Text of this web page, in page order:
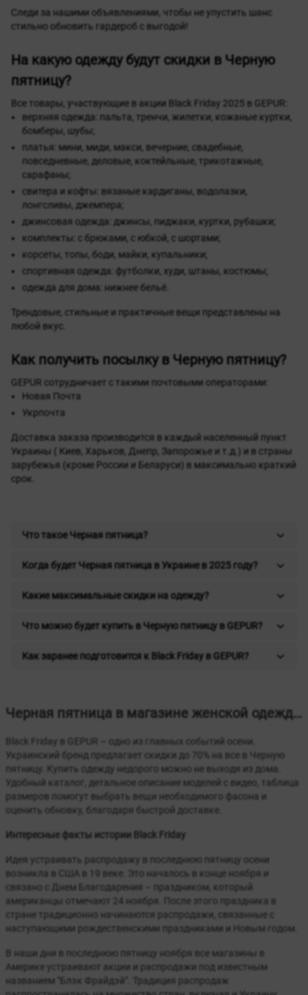
Следи за нашими объявлениями, чтобы не упустить шанс
стильно обновить гардероб с выгодой!
На какую одежду будут скидки в Черную
пятницу?
Все товары, участвующие в акции Black Friday 2025 в GEPUR:
верхняя одежда: пальта, тренчи, жилетки, кожаные куртки,
бомберы, шубы;
платья: мини, миди, макси, вечерние, свадебные,
повседневные, деловые, коктейльные, трикотажные,
сарафаны;
свитера и кофты: вязаные кардиганы, водолазки,
лонгсливы, джемпера;
джинсовая одежда: джинсы, пиджаки, куртки, рубашки;
комплекты: с брюками, с юбкой, с шортами;
корсеты, топы, боди, майки, купальники;
спортивная одежда: футболки, худи, штаны, костюмы;
одежда для дома: нижнее бельё.
Трендовые, стильные и практичные вещи представлены на
любой вкус.
Как получить посылку в Черную пятницу?
GEPUR сотрудничает с такими почтовыми операторами:
Новая Почта
Укрпочта
Доставка заказа производится в каждый населенный пункт
Украины ( Киев, Харьков, Днепр, Запорожье и т.д.) и в страны
зарубежья (кроме России и Беларуси) в максимально краткий
срок.
Что такое Черная пятница?
Когда будет Черная пятница в Украине в 2025 году?
Какие максимальные скидки на одежду?
Что можно будет купить в Черную пятницу в GEPUR?
Как заранее подготовится к Black Friday в GEPUR?
Черная пятница в магазине женской одежды GEPUR
Black Friday в GEPUR – одно из главных событий осени.
Украинский бренд предлагает скидки до 70% на все в Черную
пятницу. Купить одежду недорого можно не выходя из дома.
Удобный каталог, детальное описание моделей с видео, таблица
размеров помогут выбрать вещи необходимого фасона и
оценить обновку, благодаря быстрой доставке.
Интересные факты истории Black Friday
Идея устраивать распродажу в последнюю пятницу осени
возникла в США в 19 веке. Это началось в конце ноября и
связано с Днем Благодарения – праздником, который
американцы отмечают 24 ноября. После этого праздника в
стране традиционно начинаются распродажи, связанные с
наступающими рождественскими праздниками и Новым годом.
В наши дни в последнюю пятницу ноября все магазины в
Америке устраивают акции и распродажи под известным
названием "Блэк Фрайдэй". Традиция распродаж